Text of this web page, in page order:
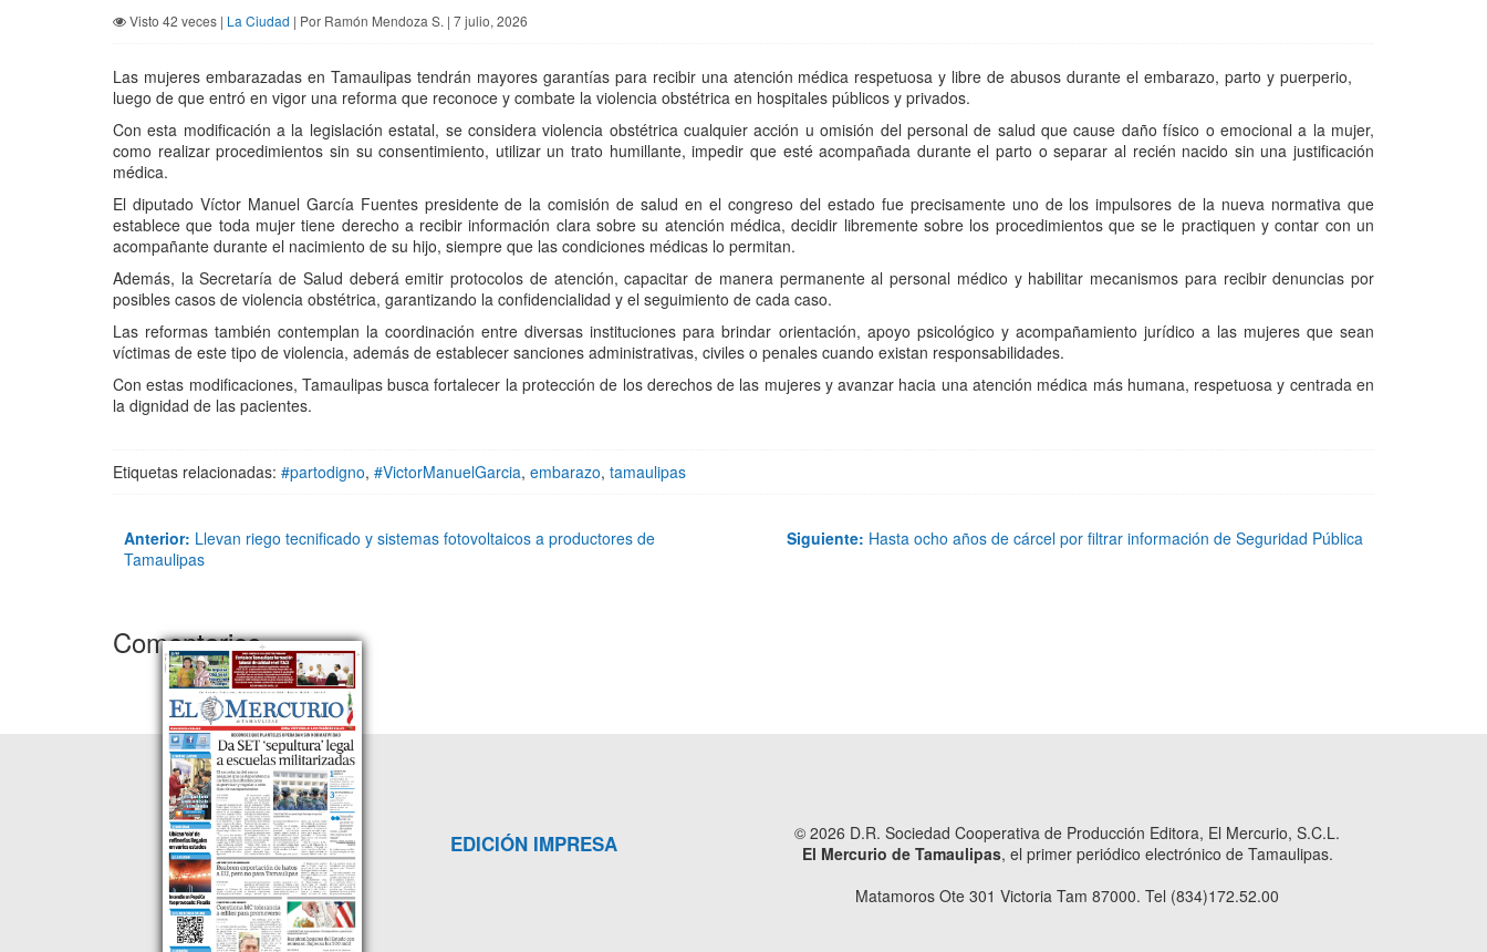
Visto 42 veces | La Ciudad | Por Ramón Mendoza S. | 7 julio, 2026
Las mujeres embarazadas en Tamaulipas tendrán mayores garantías para recibir una atención médica respetuosa y libre de abusos durante el embarazo, parto y puerperio,
luego de que entró en vigor una reforma que reconoce y combate la violencia obstétrica en hospitales públicos y privados.
Con esta modificación a la legislación estatal, se considera violencia obstétrica cualquier acción u omisión del personal de salud que cause daño físico o emocional a la mujer,
como realizar procedimientos sin su consentimiento, utilizar un trato humillante, impedir que esté acompañada durante el parto o separar al recién nacido sin una justificación
médica.
El diputado Víctor Manuel García Fuentes presidente de la comisión de salud en el congreso del estado fue precisamente uno de los impulsores de la nueva normativa que
establece que toda mujer tiene derecho a recibir información clara sobre su atención médica, decidir libremente sobre los procedimientos que se le practiquen y contar con un
acompañante durante el nacimiento de su hijo, siempre que las condiciones médicas lo permitan.
Además, la Secretaría de Salud deberá emitir protocolos de atención, capacitar de manera permanente al personal médico y habilitar mecanismos para recibir denuncias por
posibles casos de violencia obstétrica, garantizando la confidencialidad y el seguimiento de cada caso.
Las reformas también contemplan la coordinación entre diversas instituciones para brindar orientación, apoyo psicológico y acompañamiento jurídico a las mujeres que sean
víctimas de este tipo de violencia, además de establecer sanciones administrativas, civiles o penales cuando existan responsabilidades.
Con estas modificaciones, Tamaulipas busca fortalecer la protección de los derechos de las mujeres y avanzar hacia una atención médica más humana, respetuosa y centrada en
la dignidad de las pacientes.
Etiquetas relacionadas: #partodigno, #VictorManuelGarcia, embarazo, tamaulipas
Anterior: Llevan riego tecnificado y sistemas fotovoltaicos a productores de
Tamaulipas
Siguiente: Hasta ocho años de cárcel por filtrar información de Seguridad Pública
Comentarios
EDICIÓN IMPRESA
© 2026 D.R. Sociedad Cooperativa de Producción Editora, El Mercurio, S.C.L.
El Mercurio de Tamaulipas, el primer periódico electrónico de Tamaulipas.
Matamoros Ote 301 Victoria Tam 87000. Tel (834)172.52.00